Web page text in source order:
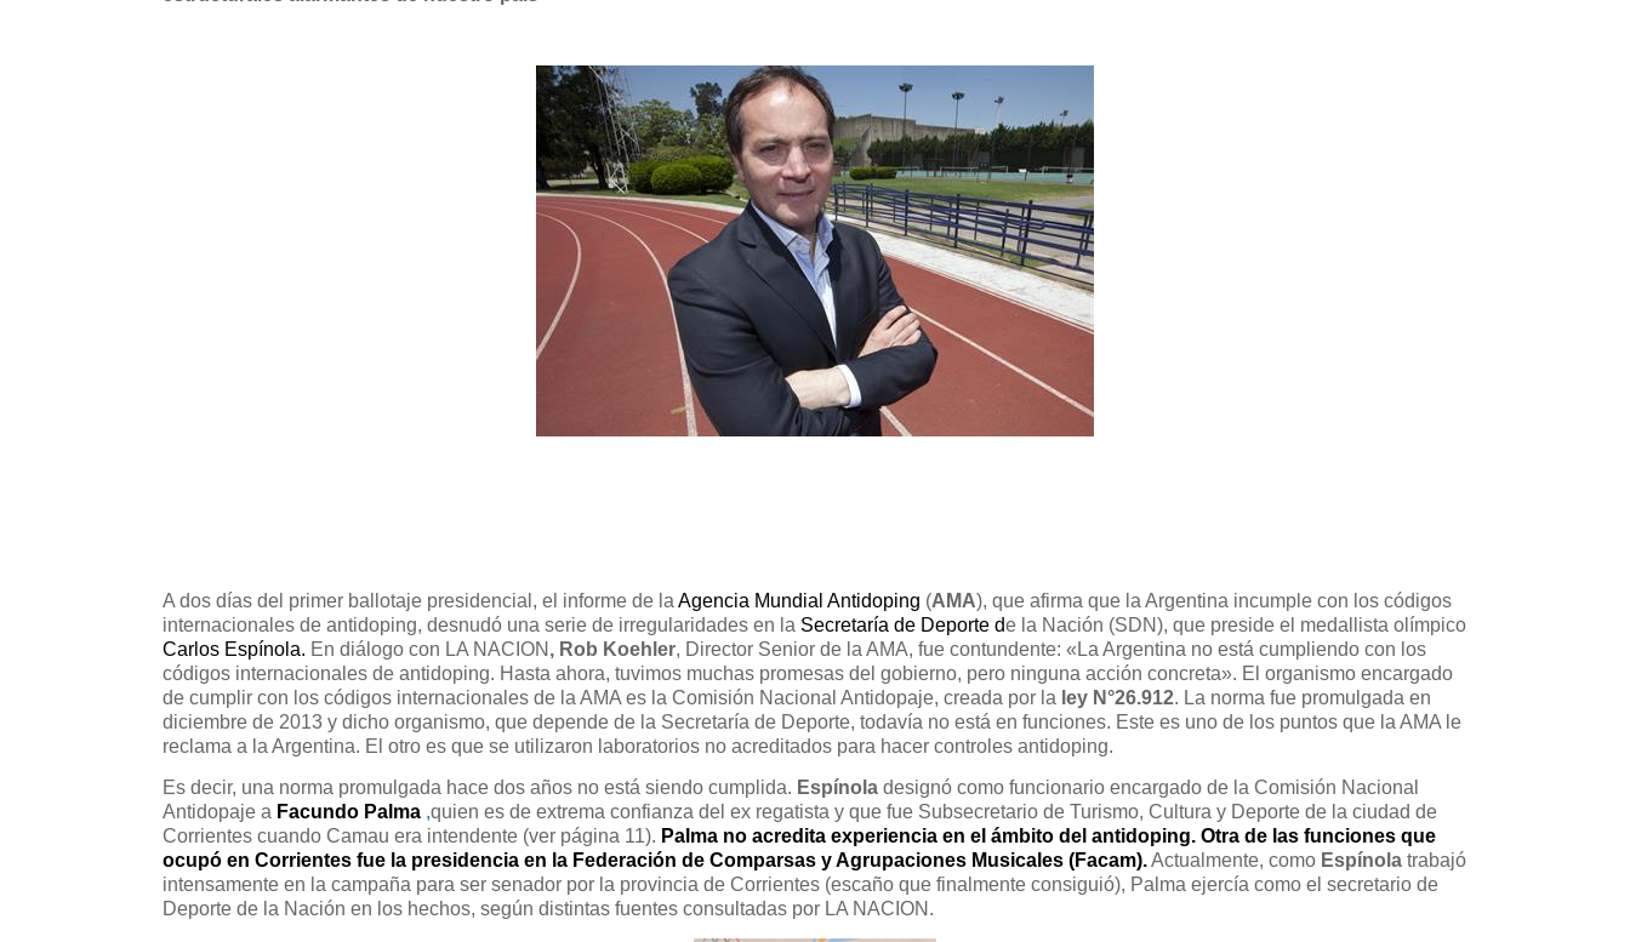
A dos días del primer ballotaje presidencial, el informe de laAgencia Mundial Antidoping (AMA), que afirma que la Argentina incumple con los códigos
internacionales de antidoping, desnudó una serie de irregularidades en la Secretaría de Deportede la Nación (SDN), que preside el medallista olímpico
Carlos Espínola. En diálogo con LA NACION , Rob Koehler, Director Senior de la AMA, fue contundente: «La Argentina no está cumpliendo con los
códigos internacionales de antidoping. Hasta ahora, tuvimos muchas promesas del gobierno, pero ninguna acción concreta». El organismo encargado
de cumplir con los códigos internacionales de la AMA es la Comisión Nacional Antidopaje, creada por la ley N°26.912. La norma fue promulgada en
diciembre de 2013 y dicho organismo, que depende de la Secretaría de Deporte, todavía no está en funciones. Este es uno de los puntos que la AMA le
reclama a la Argentina. El otro es que se utilizaron laboratorios no acreditados para hacer controles antidoping.
Es decir, una norma promulgada hace dos años no está siendo cumplida. Espínoladesignó como funcionario encargado de la Comisión Nacional
Antidopaje a Facundo Palma ,quien es de extrema confianza del ex regatista y que fue Subsecretario de Turismo, Cultura y Deporte de la ciudad de
Corrientes cuando Camau era intendente (ver página 11). Palma no acredita experiencia en el ámbito del antidoping. Otra de las funciones que
ocupó en Corrientes fue la presidencia en la Federación de Comparsas y Agrupaciones Musicales (Facam). Actualmente, como Espínola trabajó
intensamente en la campaña para ser senador por la provincia de Corrientes (escaño que finalmente consiguió), Palma ejercía como el secretario de
Deporte de la Nación en los hechos, según distintas fuentes consultadas por LA NACION.